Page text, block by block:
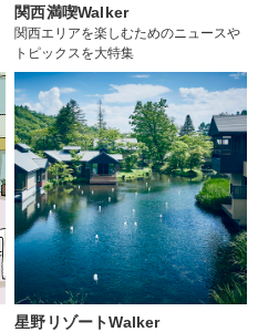
関西満喫Walker
関西エリアを楽しむためのニュースや
トピックスを大特集
星野リゾートWalker